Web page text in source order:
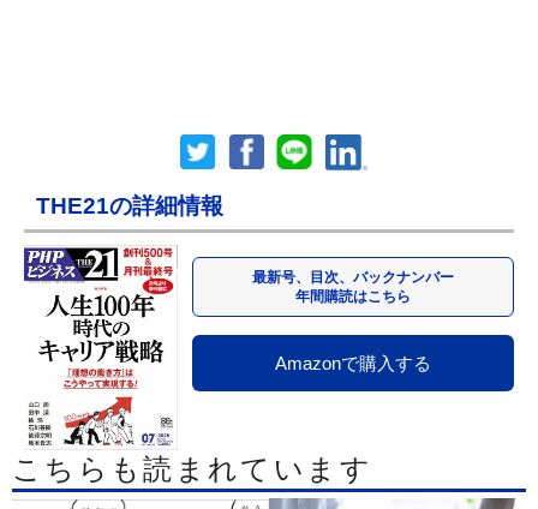
THE21の詳細情報
最新号、目次、バックナンバー
年間購読はこちら
Amazonで購入する
こちらも読まれています